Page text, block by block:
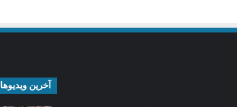
آخرین ویدیوها